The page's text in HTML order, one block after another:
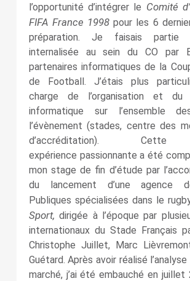
l’opportunité d’intégrer le Comité
FIFA France 1998 pour les 6
préparation. Je faisais partie
internalisée au sein du CO par
partenaires informatiques de la
de Football. J’étais plus
charge de l’organisation et du
informatique sur l’ensemble
l’évènement (stades, centre des
d’accréditation). Cette
expérience passionnante a été
mon stage de fin d’étude par
du lancement d’une agence
Publiques spécialisées dans le
Sport,dirigée à l’époque par
internationaux du Stade Français
Christophe Juillet, Marc
Guétard. Après avoir réalisé
marché, j’ai été embauché en